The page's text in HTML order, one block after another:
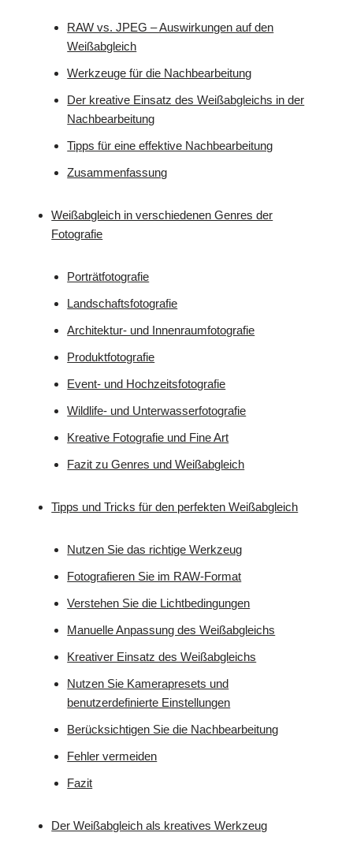
RAW vs. JPEG – Auswirkungen auf den
Weißabgleich
Werkzeuge für die Nachbearbeitung
Der kreative Einsatz des Weißabgleichs in der
Nachbearbeitung
Tipps für eine effektive Nachbearbeitung
Zusammenfassung
Weißabgleich in verschiedenen Genres der
Fotografie
Porträtfotografie
Landschaftsfotografie
Architektur- und Innenraumfotografie
Produktfotografie
Event- und Hochzeitsfotografie
Wildlife- und Unterwasserfotografie
Kreative Fotografie und Fine Art
Fazit zu Genres und Weißabgleich
Tipps und Tricks für den perfekten Weißabgleich
Nutzen Sie das richtige Werkzeug
Fotografieren Sie im RAW-Format
Verstehen Sie die Lichtbedingungen
Manuelle Anpassung des Weißabgleichs
Kreativer Einsatz des Weißabgleichs
Nutzen Sie Kamerapresets und
benutzerdefinierte Einstellungen
Berücksichtigen Sie die Nachbearbeitung
Fehler vermeiden
Fazit
Der Weißabgleich als kreatives Werkzeug